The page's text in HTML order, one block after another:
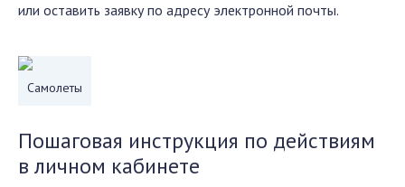
или оставить заявку по адресу электронной почты.
Самолеты
Пошаговая инструкция по действиям
в личном кабинете